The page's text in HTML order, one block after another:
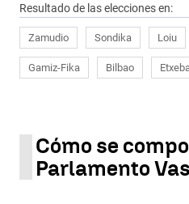
Resultado de las elecciones en:
Zamudio Sondika Loiu
Gamiz-Fika Bilbao
Cómo se
Parlamento